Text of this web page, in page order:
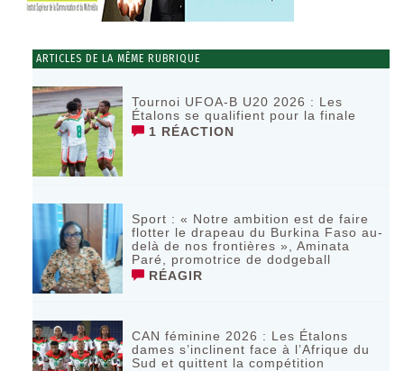
ARTICLES DE LA MÊME RUBRIQUE
Tournoi UFOA-B U20 2026 : Les
Étalons se qualifient pour la finale
1 RÉACTION
Sport : « Notre ambition est de faire
flotter le drapeau du Burkina Faso au-
delà de nos frontières », Aminata
Paré, promotrice de dodgeball
RÉAGIR
CAN féminine 2026 : Les Étalons
dames s’inclinent face à l’Afrique du
Sud et quittent la compétition